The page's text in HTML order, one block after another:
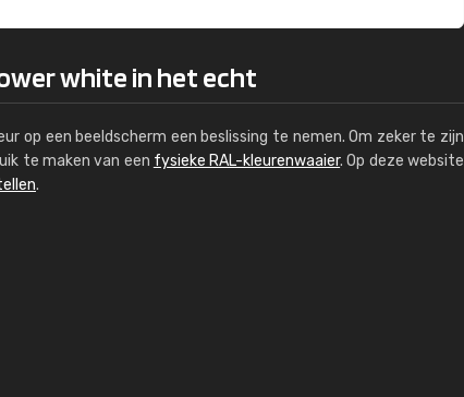
white in het echt
op een beeldscherm een beslissing te nemen. Om zeker te zijn
te maken van een fysieke RAL-kleurenwaaier. Op deze website
.